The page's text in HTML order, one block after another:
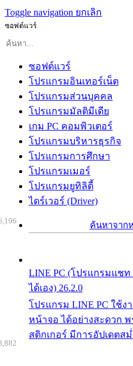
Toggle navigation ยกเลิก
ซอฟต์แวร์
ซอฟต์แวร์
โปรแกรมอินเทอร์เน็ต
โปรแกรมส่วนบุคคล
โปรแกรมมัลติมีเดีย
เกม PC คอมพิวเตอร์
โปรแกรมบริหารธุรกิจ
โปรแกรมการศึกษา
โปรแกรมเมอร์
โปรแกรมยูทิลิตี้
ไดร์เวอร์ (Driver)
ค้นหาจาก
LINE PC (โปรแกรมแช
ได้เอง) 26.2.0
โปรแกรม LINE PC ใช้
หน้าจอ ได้อย่างสะดวก
สติกเกอร์ มีการอัปเดตส